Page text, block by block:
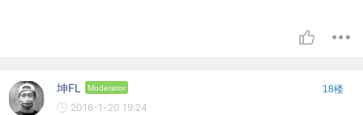
坤FL Moderator 18楼
2016-1-20 19:24